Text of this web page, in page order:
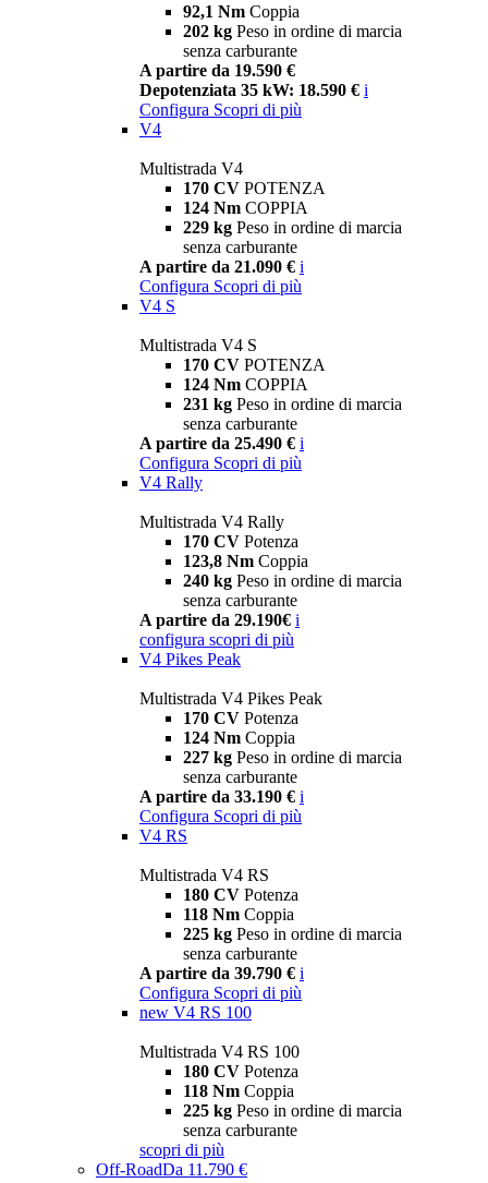
92,1 Nm Coppia
202 kg Peso in ordine di marcia
senza carburante
A partire da 19.590 €
Depotenziata 35 kW: 18.590 € i
Configura Scopri di più
V4
Multistrada V4
170 CV POTENZA
124 Nm COPPIA
229 kg Peso in ordine di marcia
senza carburante
A partire da 21.090 € i
Configura Scopri di più
V4 S
Multistrada V4 S
170 CV POTENZA
124 Nm COPPIA
231 kg Peso in ordine di marcia
senza carburante
A partire da 25.490 € i
Configura Scopri di più
V4 Rally
Multistrada V4 Rally
170 CV Potenza
123,8 Nm Coppia
240 kg Peso in ordine di marcia
senza carburante
A partire da 29.190€ i
configura scopri di più
V4 Pikes Peak
Multistrada V4 Pikes Peak
170 CV Potenza
124 Nm Coppia
227 kg Peso in ordine di marcia
senza carburante
A partire da 33.190 € i
Configura Scopri di più
V4 RS
Multistrada V4 RS
180 CV Potenza
118 Nm Coppia
225 kg Peso in ordine di marcia
senza carburante
A partire da 39.790 € i
Configura Scopri di più
new V4 RS 100
Multistrada V4 RS 100
180 CV Potenza
118 Nm Coppia
225 kg Peso in ordine di marcia
senza carburante
scopri di più
Off-RoadDa 11.790 €